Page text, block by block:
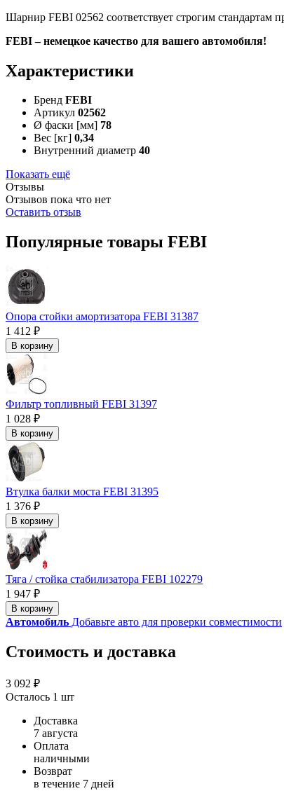
Шарнир FEBI 02562 соответствует строгим стандартам
FEBI – немецкое качество для вашего автомобиля!
Характеристики
Бренд FEBI
Артикул 02562
Ø фаски [мм] 78
Вес [кг] 0,34
Внутренний диаметр 40
Показать ещё
Отзывы
Отзывов пока что нет
Оставить отзыв
Популярные товары FEBI
Опора стойки амортизатора FEBI 31387
1 412 ₽
В корзину
Фильтр топливный FEBI 31397
1 028 ₽
В корзину
Втулка балки моста FEBI 31395
1 376 ₽
В корзину
Тяга / стойка стабилизатора FEBI 102279
1 947 ₽
В корзину
Автомобиль Добавьте авто для проверки совместимости
Стоимость и доставка
3 092 ₽
Осталось 1 шт
Доставка
7 августа
Оплата
наличными
Возврат
в течение 7 дней